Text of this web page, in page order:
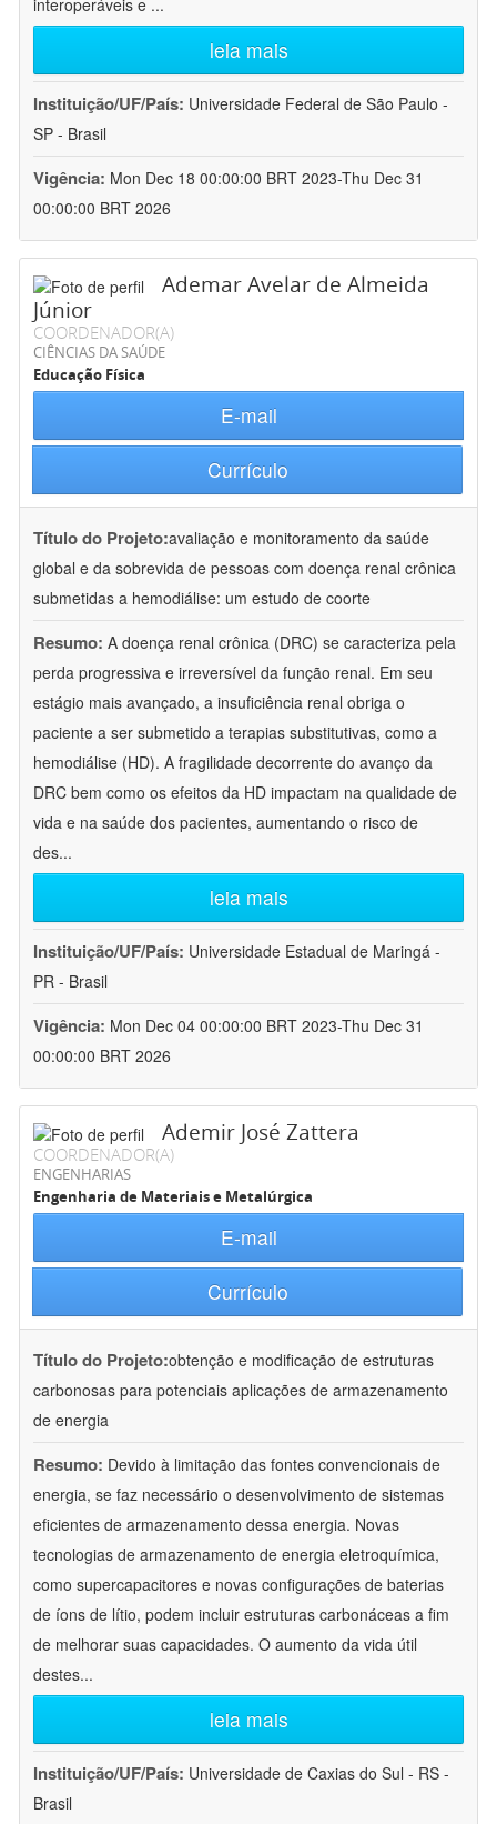
interoperáveis e ...
leia mais
Instituição/UF/País: Universidade Federal de São Paulo -
SP - Brasil
Vigência: Mon Dec 18 00:00:00 BRT 2023-Thu Dec 31
00:00:00 BRT 2026
Ademar Avelar de Almeida
Júnior
COORDENADOR(A)
CIÊNCIAS DA SAÚDE
Educação Física
E-mail
Currículo
Título do Projeto:avaliação e monitoramento da saúde
global e da sobrevida de pessoas com doença renal crônica
submetidas a hemodiálise: um estudo de coorte
Resumo: A doença renal crônica (DRC) se caracteriza pela
perda progressiva e irreversível da função renal. Em seu
estágio mais avançado, a insuficiência renal obriga o
paciente a ser submetido a terapias substitutivas, como a
hemodiálise (HD). A fragilidade decorrente do avanço da
DRC bem como os efeitos da HD impactam na qualidade de
vida e na saúde dos pacientes, aumentando o risco de
des...
leia mais
Instituição/UF/País: Universidade Estadual de Maringá -
PR - Brasil
Vigência: Mon Dec 04 00:00:00 BRT 2023-Thu Dec 31
00:00:00 BRT 2026
Ademir José Zattera
COORDENADOR(A)
ENGENHARIAS
Engenharia de Materiais e Metalúrgica
E-mail
Currículo
Título do Projeto:obtenção e modificação de estruturas
carbonosas para potenciais aplicações de armazenamento
de energia
Resumo: Devido à limitação das fontes convencionais de
energia, se faz necessário o desenvolvimento de sistemas
eficientes de armazenamento dessa energia. Novas
tecnologias de armazenamento de energia eletroquímica,
como supercapacitores e novas configurações de baterias
de íons de lítio, podem incluir estruturas carbonáceas a fim
de melhorar suas capacidades. O aumento da vida útil
destes...
leia mais
Instituição/UF/País: Universidade de Caxias do Sul - RS -
Brasil